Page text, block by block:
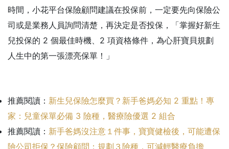
時間，小花平台保險顧問建議在投保前，一定要先向保險公
司或是業務人員詢問清楚，再決定是否投保，「掌握好新生
兒投保的 2 個最佳時機、2 項資格條件，為心肝寶貝規劃
人生中的第一張漂亮保單！」
推薦閱讀： 新生兒保險怎麼買？新手爸媽必知 2 重點！專
家：兒童保單必備 3 險種，醫療險優選 2 組合
推薦閱讀： 新手爸媽沒注意１件事，寶寶健檢後，可能遭保
險公司拒保？保險顧問：規劃３險種，可減輕醫療負擔